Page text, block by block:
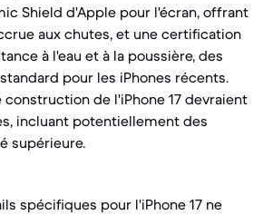
Shield d'Apple pour l'écran, offrant
aux chutes, et une certification
à l'eau et à la poussière, des
pour les iPhones récents.
construction de l'iPhone 17 devraient
incluant potentiellement des
supérieure.
spécifiques pour l'iPhone 17 ne